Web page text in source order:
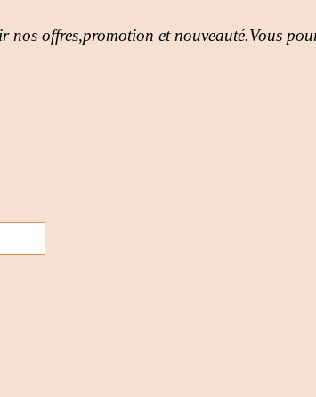
nos offres,promotion et nouveauté.Vous